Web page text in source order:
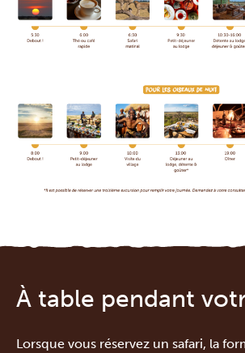
À table pendant
Lorsque vous réservez un safari, la